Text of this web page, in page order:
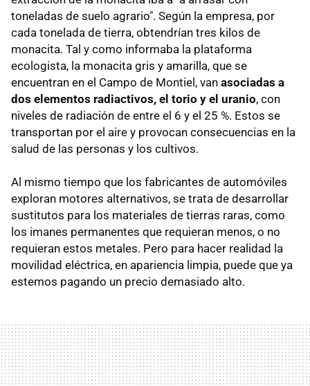
toneladas de suelo agrario". Según la empresa, por
cada tonelada de tierra, obtendrían tres kilos de
monacita. Tal y como informaba la plataforma
ecologista, la monacita gris y amarilla, que se
encuentran en el Campo de Montiel, van asociadas a
dos elementos radiactivos, el torio y el uranio, con
niveles de radiación de entre el 6 y el 25 %. Estos se
transportan por el aire y provocan consecuencias en la
salud de las personas y los cultivos.
Al mismo tiempo que los fabricantes de automóviles
exploran motores alternativos, se trata de desarrollar
sustitutos para los materiales de tierras raras, como
los imanes permanentes que requieran menos, o no
requieran estos metales. Pero para hacer realidad la
movilidad eléctrica, en apariencia limpia, puede que ya
estemos pagando un precio demasiado alto.